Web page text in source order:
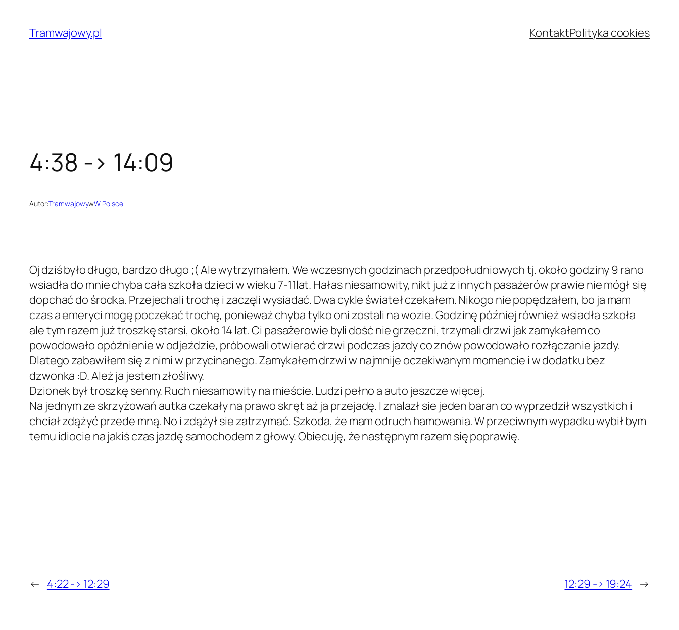
treści
Tramwajowy.pl KontaktPolityka cookies
4:38 -> 14:09
Autor:TramwajowywW Polsce
Oj dziś było długo, bardzo długo ;( Ale wytrzymałem. We wczesnych godzinach przedpołudniowych tj. około godziny 9 rano
wsiadła do mnie chyba cała szkoła dzieci w wieku 7-11lat. Hałas niesamowity, nikt już z innych pasażerów prawie nie mógł się
dopchać do środka. Przejechali trochę i zaczęli wysiadać. Dwa cykle świateł czekałem. Nikogo nie popędzałem, bo ja mam
czas a emeryci mogę poczekać trochę, ponieważ chyba tylko oni zostali na wozie. Godzinę później również wsiadła szkoła
ale tym razem już troszkę starsi, około 14 lat. Ci pasażerowie byli dość nie grzeczni, trzymali drzwi jak zamykałem co
powodowało opóźnienie w odjeździe, próbowali otwierać drzwi podczas jazdy co znów powodowało rozłączanie jazdy.
Dlatego zabawiłem się z nimi w przycinanego. Zamykałem drzwi w najmnije oczekiwanym momencie i w dodatku bez
dzwonka :D. Ależ ja jestem złośliwy.
Dzionek był troszkę senny. Ruch niesamowity na mieście. Ludzi pełno a auto jeszcze więcej.
Na jednym ze skrzyżowań autka czekały na prawo skręt aż ja przejadę. I znalazł sie jeden baran co wyprzedził wszystkich i
chciał zdążyć przede mną. No i zdążył sie zatrzymać. Szkoda, że mam odruch hamowania. W przeciwnym wypadku wybił bym
temu idiocie na jakiś czas jazdę samochodem z głowy. Obiecuję, że następnym razem się poprawię.
← 4:22 -> 12:29 12:29 -> 19:24 →